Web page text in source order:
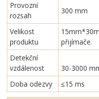
Provozní
rozsah
300 mm
Velikost
produktu
přijímače.
Detekční
vzdálenost
30-3000
Doba odezvy
≤15 ms